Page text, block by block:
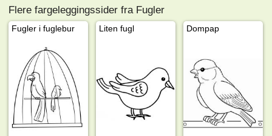
Flere fargeleggingssider fra Fugler
Fugler i fuglebur Liten fugl Dompap